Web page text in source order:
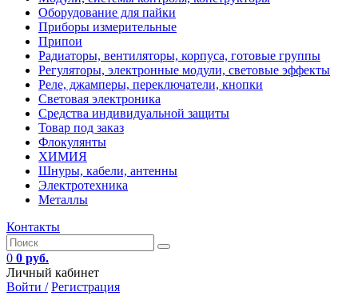
Оборудование для пайки
Приборы измерительные
Припои
Радиаторы, вентиляторы, корпуса, готовые группы
Регуляторы, электронные модули, световые эффекты
Реле, джамперы, переключатели, кнопки
Световая электроника
Средства индивидуальной защиты
Товар под заказ
Флокулянты
ХИМИЯ
Шнуры, кабели, антенны
Электротехника
Металлы
Контакты
0 0 руб.
Личный кабинет
Войти / Регистрация